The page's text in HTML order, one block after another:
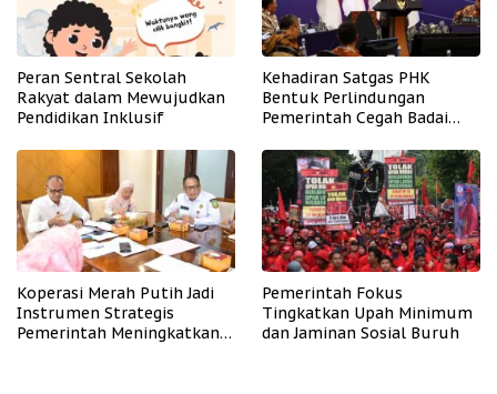
Peran Sentral Sekolah
Rakyat dalam Mewujudkan
Pendidikan Inklusif
Kehadiran Satgas PHK
Bentuk Perlindungan
Pemerintah Cegah Badai
Koperasi Merah Putih Jadi
Instrumen Strategis
Pemerintah Meningkatkan
Pemerintah Fokus
Tingkatkan Upah Minimum
dan Jaminan Sosial Buruh